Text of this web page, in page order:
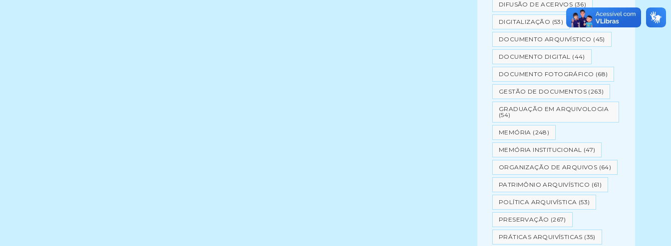
DIFUSÃO DE ACERVOS (36)
DIGITALIZAÇÃO (53)
DOCUMENTO ARQUIVÍSTICO (45)
DOCUMENTO DIGITAL (44)
DOCUMENTO FOTOGRÁFICO (68)
GESTÃO DE DOCUMENTOS (263)
GRADUAÇÃO EM ARQUIVOLOGIA
(54)
MEMÓRIA (248)
MEMÓRIA INSTITUCIONAL (47)
ORGANIZAÇÃO DE ARQUIVOS (64)
PATRIMÔNIO ARQUIVÍSTICO (61)
POLÍTICA ARQUIVÍSTICA (53)
PRESERVAÇÃO (267)
PRÁTICAS ARQUIVÍSTICAS (35)